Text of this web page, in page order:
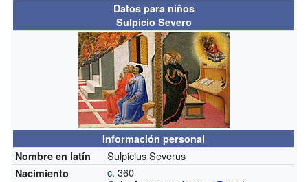
Datos para niños
Sulpicio Severo
Información personal
Nombre en latín
Sulpicius Severus
Nacimiento c. 360